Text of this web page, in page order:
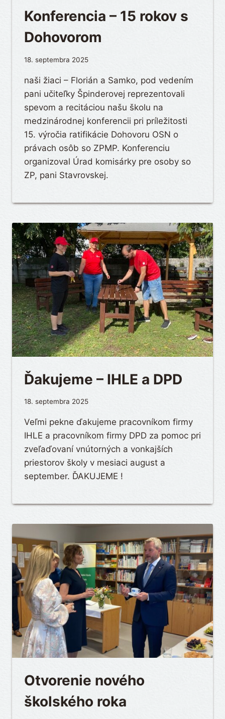
Konferencia – 15 rokov s
Dohovorom
18. septembra 2025
naši žiaci – Florián a Samko, pod vedením
pani učiteľky Špinderovej reprezentovali
spevom a recitáciou našu školu na
medzinárodnej konferencii pri príležitosti
15. výročia ratifikácie Dohovoru OSN o
právach osôb so ZPMP. Konferenciu
organizoval Úrad komisárky pre osoby so
ZP, pani Stavrovskej.
Ďakujeme – IHLE a DPD
18. septembra 2025
Veľmi pekne ďakujeme pracovníkom firmy
IHLE a pracovníkom firmy DPD za pomoc pri
zveľaďovaní vnútorných a vonkajších
priestorov školy v mesiaci august a
september. ĎAKUJEME !
Otvorenie nového
školského roka